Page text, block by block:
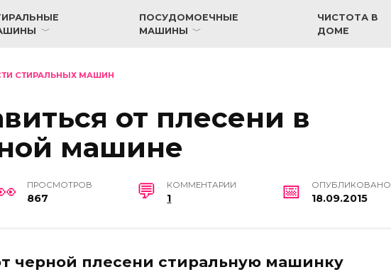
ПОСУДОМОЕЧНЫЕ
МАШИНЫ
ЧИСТОТА В
ДОМЕ
СТИРАЛЬНЫХ МАШИН
от плесени в
машине
ПРОСМОТРОВ
867
КОММЕНТАРИИ
1
ОПУБЛИКОВАНО
18.09.2015
черной плесени стиральную машинку